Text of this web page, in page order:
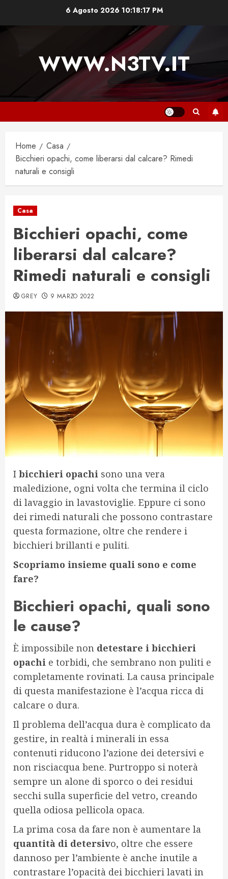
6 Agosto 2026 10:18:18 PM
WWW.N3TV.IT
Home
Casa
Bicchieri opachi, come liberarsi dal calcare? Rimedi
naturali e consigli
Casa
Bicchieri opachi, come
liberarsi dal calcare?
Rimedi naturali e consigli
GREY 9 MARZO 2022
I bicchieri opachi sono una vera
maledizione, ogni volta che termina il ciclo
di lavaggio in lavastoviglie. Eppure ci sono
dei rimedi naturali che possono contrastare
questa formazione, oltre che rendere i
bicchieri brillanti e puliti.
Scopriamo insieme quali sono e come
fare?
Bicchieri opachi, quali sono
le cause?
È impossibile non detestare i bicchieri
opachi e torbidi, che sembrano non puliti e
completamente rovinati. La causa principale
di questa manifestazione è l’acqua ricca di
calcare o dura.
Il problema dell’acqua dura è complicato da
gestire, in realtà i minerali in essa
contenuti riducono l’azione dei detersivi e
non risciacqua bene. Purtroppo si noterà
sempre un alone di sporco o dei residui
secchi sulla superficie del vetro, creando
quella odiosa pellicola opaca.
La prima cosa da fare non è aumentare la
quantità di detersivo, oltre che essere
dannoso per l’ambiente è anche inutile a
contrastare l’opacità dei bicchieri lavati in